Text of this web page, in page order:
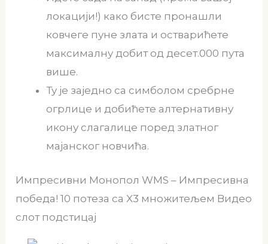
локацији!) како бисте пронашли
ковчеге пуне злата и остварићете
максималну добит од десет.000 пута
више.
Ту је заједно са симболом сребрне
огрлице и добићете алтернативну
икону слагалице поред златног
мајанског новчића.
Импресивни Монопол WMS – Импресивна
победа! 10 потеза са X3 множитељем Видео
слот подстицај